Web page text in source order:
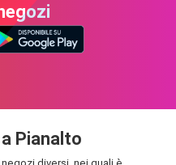
Pianalto